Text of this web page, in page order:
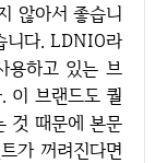
않아서 좋습니
니다. LDNIO라
용하고 있는 브
이 브랜드도 퀄
것 때문에 본문
가 꺼려진다면